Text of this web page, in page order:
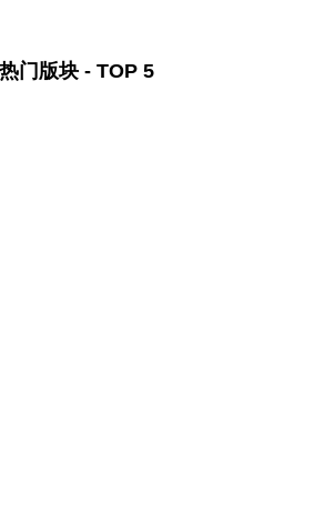
热门版块 - TOP 5